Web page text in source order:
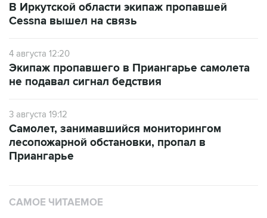
В Иркутской области экипаж пропавшей
Cessna вышел на связь
4 августа 12:20
Экипаж пропавшего в Приангарье самолета
не подавал сигнал бедствия
3 августа 19:12
Самолет, занимавшийся мониторингом
лесопожарной обстановки, пропал в
Приангарье
САМОЕ ЧИТАЕМОЕ